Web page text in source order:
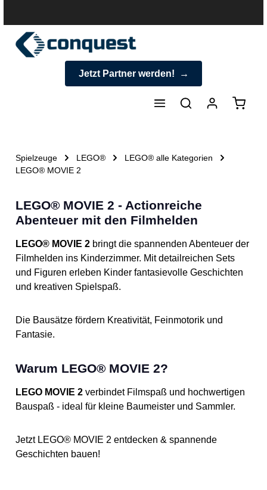
Jetzt Partner werden!
Spielzeuge LEGO®
LEGO® alle Kategorien
LEGO® MOVIE 2
LEGO® MOVIE 2 - Actionreiche
Abenteuer mit den Filmhelden
LEGO® MOVIE 2 bringt die spannenden Abenteuer der
Filmhelden ins Kinderzimmer. Mit detailreichen Sets
und Figuren erleben Kinder fantasievolle Geschichten
und kreativen Spielspaß.
Die Bausätze fördern Kreativität, Feinmotorik und
Fantasie.
Warum LEGO® MOVIE 2?
LEGO MOVIE 2 verbindet Filmspaß und hochwertigen
Bauspaß - ideal für kleine Baumeister und Sammler.
Jetzt LEGO® MOVIE 2 entdecken & spannende
Geschichten bauen!